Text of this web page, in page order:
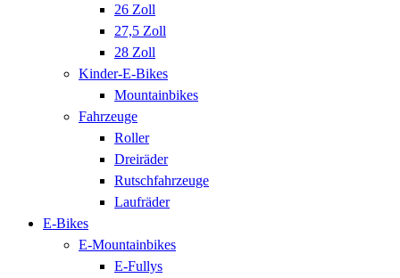
26 Zoll
27,5 Zoll
28 Zoll
Kinder-E-Bikes
Mountainbikes
Fahrzeuge
Roller
Dreiräder
Rutschfahrzeuge
Laufräder
E-Bikes
E-Mountainbikes
E-Fullys